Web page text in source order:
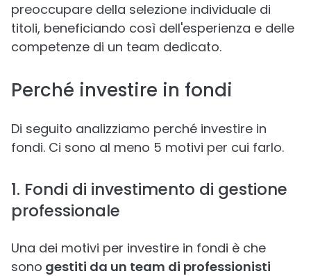
preoccupare della selezione individuale di
titoli, beneficiando così dell'esperienza e delle
competenze di un team dedicato.
Perché investire in fondi
Di seguito analizziamo perché investire in
fondi. Ci sono al meno 5 motivi per cui farlo.
1. Fondi di investimento di gestione
professionale
Una dei motivi per investire in fondi è che
sono gestiti da un team di professionisti